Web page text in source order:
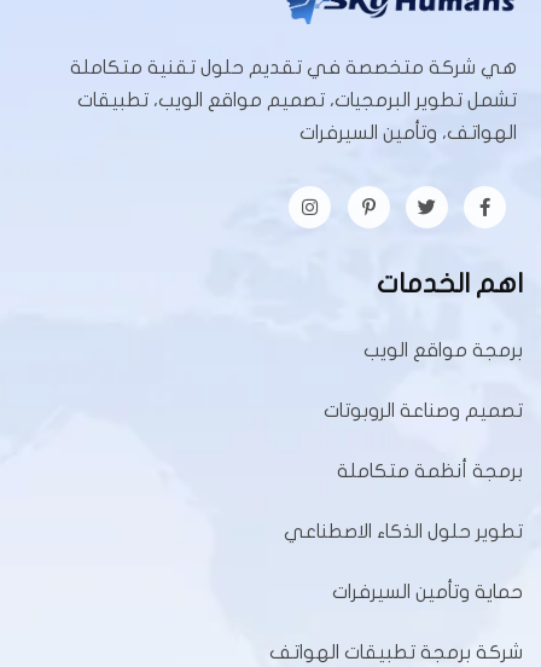
هي شركة متخصصة في تقديم حلول تقنية متكاملة
تشمل تطوير البرمجيات، تصميم مواقع الويب، تطبيقات
الهواتف، وتأمين السيرفرات
اهم الخدمات
برمجة مواقع الويب
تصميم وصناعة الروبوتات
برمجة أنظمة متكاملة
تطوير حلول الذكاء الاصطناعي
حماية وتأمين السيرفرات
شركة برمجة تطبيقات الهواتف